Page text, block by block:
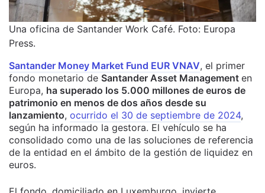
Una oficina de Santander Work Café. Foto: Europa
Press.
Santander Money Market Fund EUR VNAV, el primer
fondo monetario de Santander Asset Management en
Europa, ha superado los 5.000 millones de euros de
patrimonio en menos de dos años desde su
lanzamiento, ocurrido el 30 de septiembre de 2024,
según ha informado la gestora. El vehículo se ha
consolidado como una de las soluciones de referencia
de la entidad en el ámbito de la gestión de liquidez en
euros.